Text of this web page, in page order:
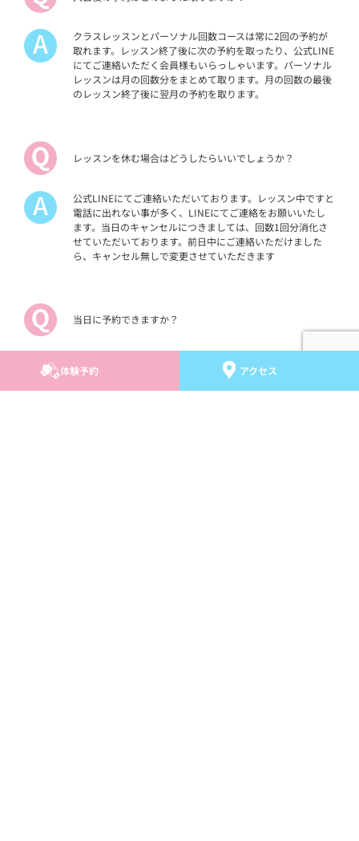
体験予約 アクセス
クラスレッスンとパーソナル回数コースは常に2回の予約が
取れます。レッスン終了後に次の予約を取ったり、公式LINE
にてご連絡いただく会員様もいらっしゃいます。パーソナル
レッスンは月の回数分をまとめて取ります。月の回数の最後
のレッスン終了後に翌月の予約を取ります。
レッスンを休む場合はどうしたらいいでしょうか？
公式LINEにてご連絡いただいております。レッスン中ですと
電話に出れない事が多く、LINEにてご連絡をお願いいたし
ます。当日のキャンセルにつきましては、回数1回分消化さ
せていただいております。前日中にご連絡いただけました
ら、キャンセル無しで変更させていただきます
当日に予約できますか？
申し訳ございません。当日のご予約は承っておりません。前
日までに公式LINEまでご連絡をお願いいたします。